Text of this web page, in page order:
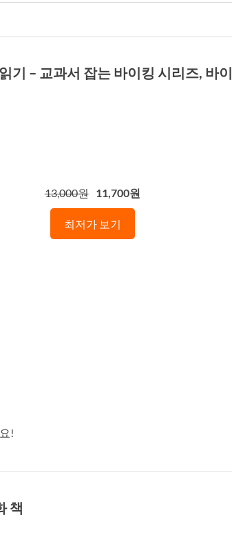
기 – 교과서 잡는 바이킹 시리즈, 바이
13,000원 11,700원
최저가 보기
!
책